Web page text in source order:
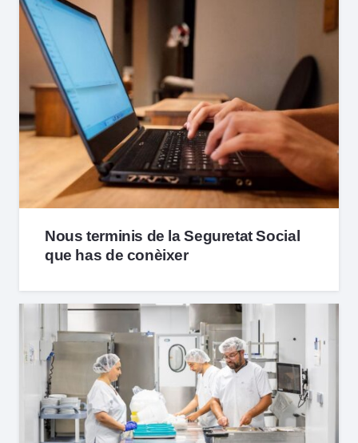
Nous terminis de la Seguretat Social
que has de conèixer